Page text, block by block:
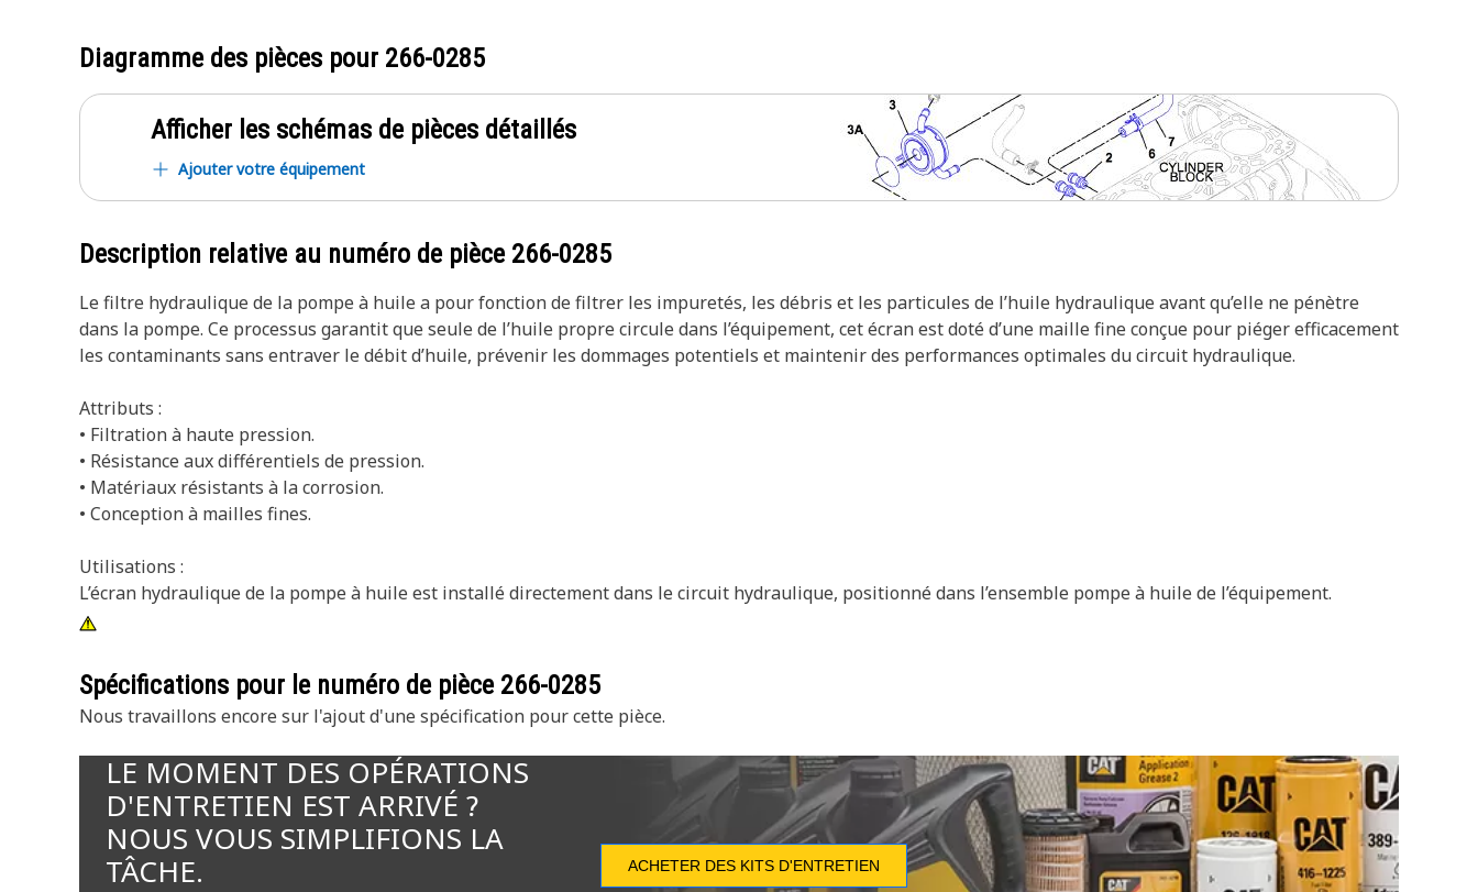
Diagramme des pièces pour 266-0285
Afficher les schémas de pièces détaillés
Ajouter votre équipement
Description relative au numéro de pièce 266-0285
Le filtre hydraulique de la pompe à huile a pour fonction de filtrer les impuretés, les débris et les particules de l’huile hydraulique avant qu’elle ne pénètre
dans la pompe. Ce processus garantit que seule de l’huile propre circule dans l’équipement, cet écran est doté d’une maille fine conçue pour piéger efficacement
les contaminants sans entraver le débit d’huile, prévenir les dommages potentiels et maintenir des performances optimales du circuit hydraulique.
Attributs :
• Filtration à haute pression.
• Résistance aux différentiels de pression.
• Matériaux résistants à la corrosion.
• Conception à mailles fines.
Utilisations :
L’écran hydraulique de la pompe à huile est installé directement dans le circuit hydraulique, positionné dans l’ensemble pompe à huile de l’équipement.
Spécifications pour le numéro de pièce 266-0285
Nous travaillons encore sur l'ajout d'une spécification pour cette pièce.
LE MOMENT DES OPÉRATIONS
D'ENTRETIEN EST ARRIVÉ ?
NOUS VOUS SIMPLIFIONS LA
TÂCHE.
ACHETER DES KITS D'ENTRETIEN